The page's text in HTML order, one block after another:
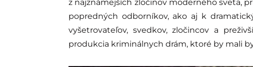
z najznámejších zločinov moderného sveta,
popredných odborníkov, ako aj k
vyšetrovateľov, svedkov, zločincov a
produkcia kriminálnych drám, ktoré by mali